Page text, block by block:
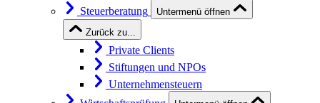
Steuerberatung
Untermenü öffnen
Zurück zu...
Private Clients
Stiftungen und NPOs
Unternehmensteuern